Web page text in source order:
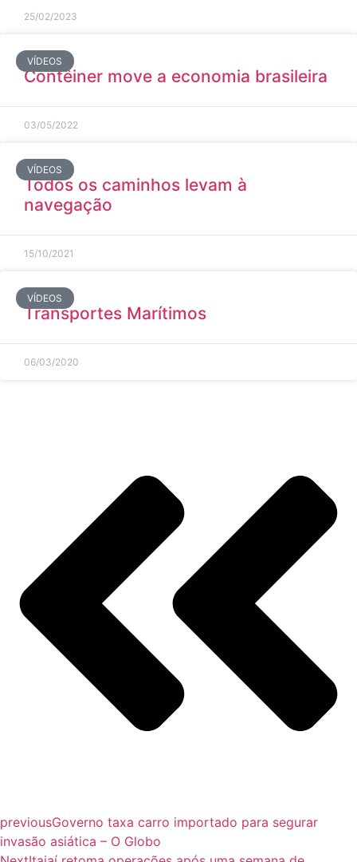
25/02/2023
VÍDEOS
Contêiner move a economia brasileira
03/05/2022
VÍDEOS
Todos os caminhos levam à
navegação
15/10/2021
VÍDEOS
Transportes Marítimos
06/03/2020
previousGoverno taxa carro importado para segurar
invasão asiática – O Globo